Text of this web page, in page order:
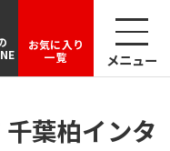
お気に入り
一覧
メニュー
葉柏インタ